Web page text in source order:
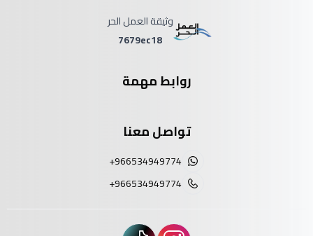
وثيقة العمل الحر
7679ec18
روابط مهمة
تواصل معنا
+966534949774
+966534949774